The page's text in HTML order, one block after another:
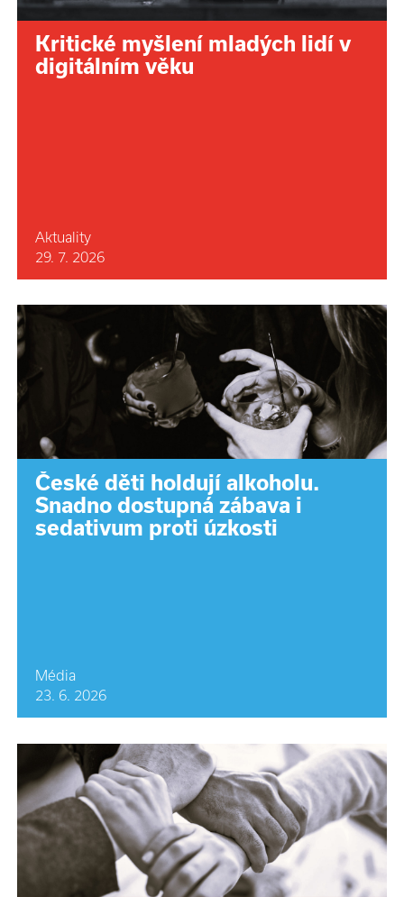
Kritické myšlení mladých lidí v
digitálním věku
Aktuality
29. 7. 2026
České děti holdují alkoholu.
Snadno dostupná zábava i
sedativum proti úzkosti
Média
23. 6. 2026